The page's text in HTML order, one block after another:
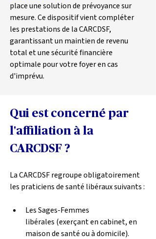
place une solution de prévoyance sur
mesure. Ce dispositif vient compléter
les prestations de la CARCDSF,
garantissant un maintien de revenu
total et une sécurité financière
optimale pour votre foyer en cas
d'imprévu.
Qui est concerné par
l'affiliation à la
CARCDSF ?
La CARCDSF regroupe obligatoirement
les praticiens de santé libéraux suivants :
Les Sages-Femmes
libérales (exerçant en cabinet, en
maison de santé ou à domicile).